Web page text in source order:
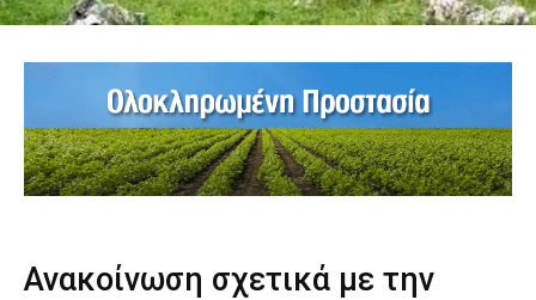
Ανακοίνωση σχετικά με την